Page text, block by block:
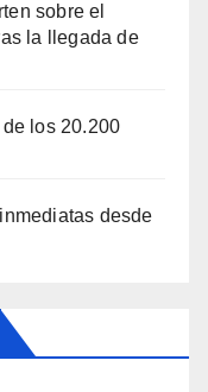
sobre el
la llegada de
los 20.200
desde